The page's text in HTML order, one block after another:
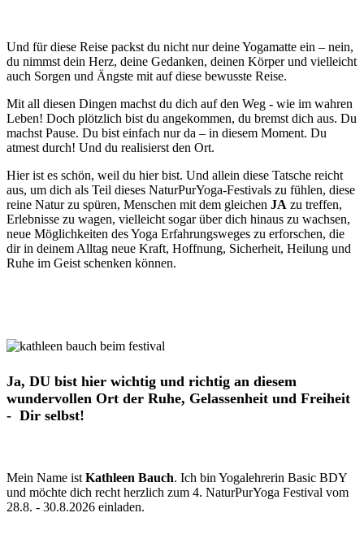
Und für diese Reise packst du nicht nur deine Yogamatte ein – nein,
du nimmst dein Herz, deine Gedanken, deinen Körper und vielleicht
auch Sorgen und Ängste mit auf diese bewusste Reise.
Mit all diesen Dingen machst du dich auf den Weg - wie im wahren
Leben! Doch plötzlich bist du angekommen, du bremst dich aus. Du
machst Pause. Du bist einfach nur da – in diesem Moment. Du
atmest durch! Und du realisierst den Ort.
Hier ist es schön, weil du hier bist. Und allein diese Tatsche reicht
aus, um dich als Teil dieses NaturPurYoga-Festivals zu fühlen, diese
reine Natur zu spüren, Menschen mit dem gleichen JA zu treffen,
Erlebnisse zu wagen, vielleicht sogar über dich hinaus zu wachsen,
neue Möglichkeiten des Yoga Erfahrungsweges zu erforschen, die
dir in deinem Alltag neue Kraft, Hoffnung, Sicherheit, Heilung und
Ruhe im Geist schenken können.
Ja, DU bist hier wichtig und richtig an diesem
wundervollen Ort der Ruhe, Gelassenheit und Freiheit
- Dir selbst!
Mein Name ist Kathleen Bauch. Ich bin Yogalehrerin Basic BDY
und möchte dich recht herzlich zum 4. NaturPurYoga Festival vom
28.8. - 30.8.2026 einladen.